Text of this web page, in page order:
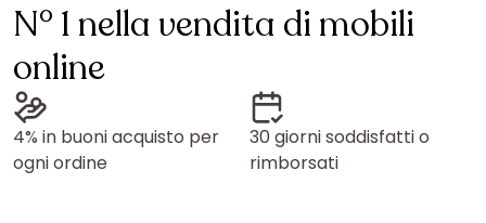
N° 1 nella vendita di mobili
online
4% in buoni acquisto per
ogni ordine
30 giorni soddisfatti o
rimborsati